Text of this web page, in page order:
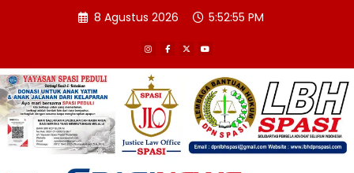
8 Agustus 2026 5:52:56 PM